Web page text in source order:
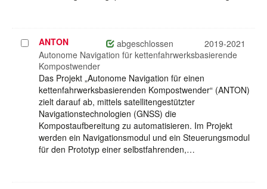
Projekt
auswählen
ANTON abgeschlossen
2019-2021
Autonome Navigation für kettenfahrwerksbasierende
Kompostwender
Das Projekt „Autonome Navigation für einen
kettenfahrwerksbasierenden Kompostwender“ (ANTON)
zielt darauf ab, mittels satellitengestützter
Navigationstechnologien (GNSS) die
Kompostaufbereitung zu automatisieren. Im Projekt
werden ein Navigationsmodul und ein Steuerungsmodul
für den Prototyp einer selbstfahrenden,…